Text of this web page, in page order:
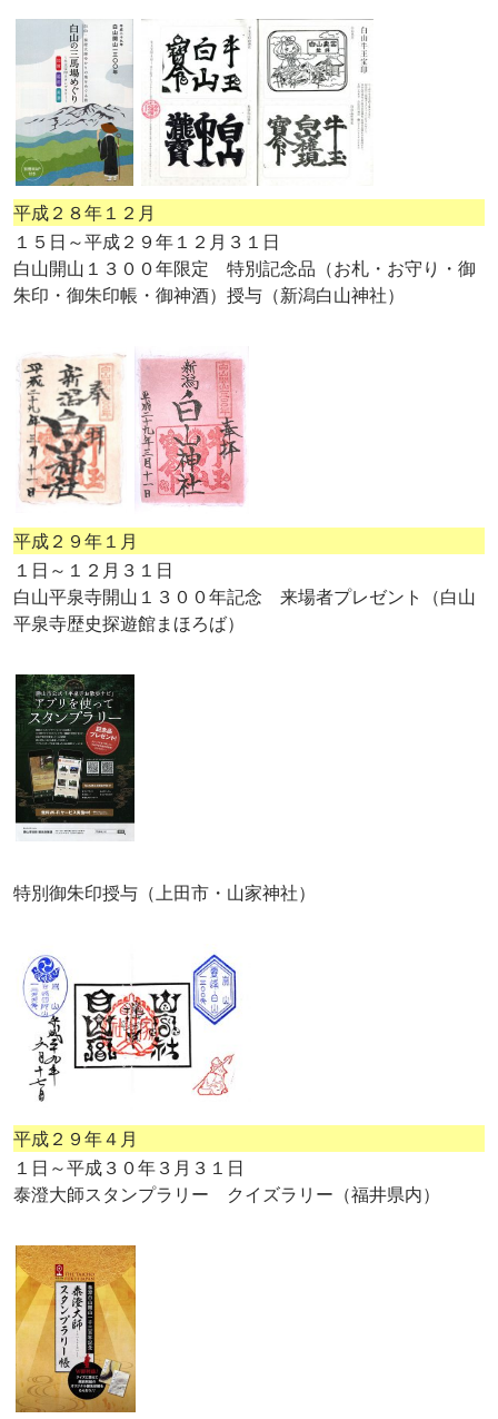
平成２８年１２月
１５日～平成２９年１２月３１日
白山開山１３００年限定 特別記念品（お札・お守り・御
朱印・御朱印帳・御神酒）授与（新潟白山神社）
平成２９年１月
１日～１２月３１日
白山平泉寺開山１３００年記念 来場者プレゼント（白山
平泉寺歴史探遊館まほろば）
特別御朱印授与（上田市・山家神社）
平成２９年４月
１日～平成３０年３月３１日
泰澄大師スタンプラリー クイズラリー（福井県内）